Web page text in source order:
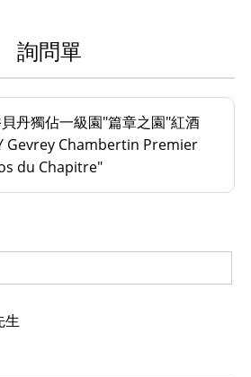
詢問單
丹獨佔一級園"篇章之園"紅酒
Gevrey Chambertin Premier
du Chapitre"
生